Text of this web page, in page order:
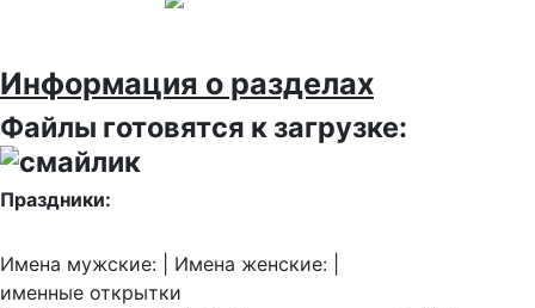
Информация о разделах
Файлы готовятся к загрузке:
Праздники:
Имена мужские: | Имена женские: |
именные открытки